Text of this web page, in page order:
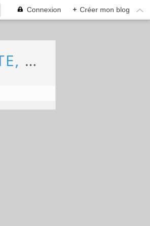
Connexion + Créer mon blog
ECONOMIE, MARKETING, COMMERCE, FORCE DE VENTE, ECOLOGIE